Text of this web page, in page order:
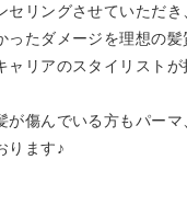
セリングさせていただ
ったダメージを理想の
ャリアのスタイリスト
が傷んでいる方もパー
ります♪